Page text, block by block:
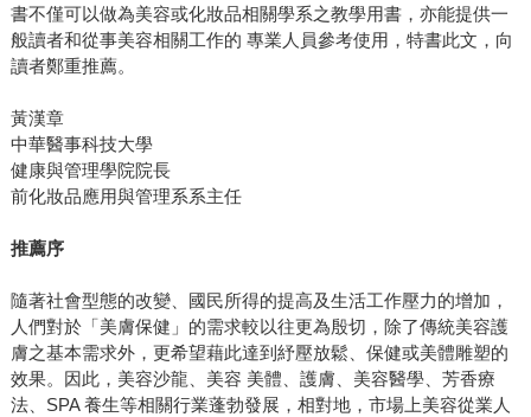
書不僅可以做為美容或化妝品相關學系之教學用書，亦能提供一
般讀者和從事美容相關工作的 專業人員參考使用，特書此文，向
讀者鄭重推薦。
黃漢章
中華醫事科技大學
健康與管理學院院長
前化妝品應用與管理系系主任
推薦序
隨著社會型態的改變、國民所得的提高及生活工作壓力的增加，
人們對於「美膚保健」的需求較以往更為殷切，除了傳統美容護
膚之基本需求外，更希望藉此達到紓壓放鬆、保健或美體雕塑的
效果。因此，美容沙龍、美容 美體、護膚、美容醫學、芳香療
法、SPA 養生等相關行業蓬勃發展，相對地，市場上美容從業人